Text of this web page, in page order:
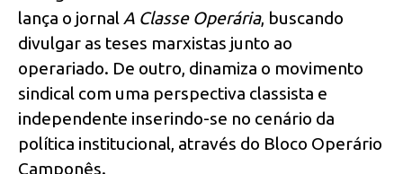
lança o jornal A Classe Operária, buscando
divulgar as teses marxistas junto ao
operariado. De outro, dinamiza o movimento
sindical com uma perspectiva classista e
independente inserindo-se no cenário da
política institucional, através do Bloco Operário
Camponês.